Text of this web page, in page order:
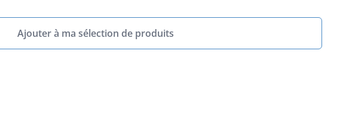
Ajouter à ma sélection de produits